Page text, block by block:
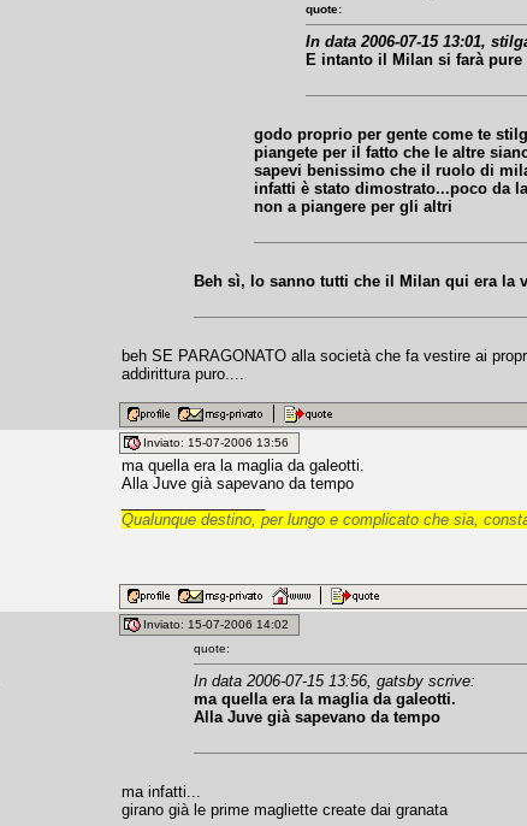
quote:
In data 2006-07-15 13:01,
E intanto il Milan si farà pure
godo proprio per gente come te
piangete per il fatto che le altre
sapevi benissimo che il ruolo di
infatti è stato dimostrato...poco da
non a piangere per gli altri
Beh sì, lo sanno tutti che il Milan qui era la
beh SE PARAGONATO alla società che fa vestire ai
addirittura puro....
Inviato: 15-07-2006 13:56
ma quella era la maglia da galeotti.
Alla Juve già sapevano da tempo
Qualunque destino, per lungo e complicato che sia,
Inviato: 15-07-2006 14:02
quote:
In data 2006-07-15 13:56, gatsby scrive:
ma quella era la maglia da galeotti.
Alla Juve già sapevano da tempo
ma infatti...
girano già le prime magliette create dai granata